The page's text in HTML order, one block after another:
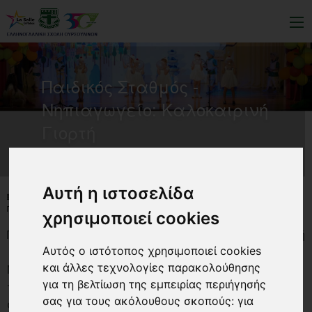
Αυτή η ιστοσελίδα
χρησιμοποιεί cookies
Αυτός ο ιστότοπος χρησιμοποιεί cookies
και άλλες τεχνολογίες παρακολούθησης
για τη βελτίωση της εμπειρίας περιήγησής
σας για τους ακόλουθους σκοπούς:για
Παιδικός Σταθμός -
Νηπιαγωγείο: Καλοκαιρινή
NEWS-LIST
ΌΛΑ ΤΑ ΝΈΑ
ΠΑΙΔΙΚΌΣ ΣΤΑΘΜΌΣ - ΝΗΠΙΑΓΩΓΕΊΟ: ΚΑΛΟΚΑΙΡΙΝΉ ΓΙΟΡΤΉ
Παιδικός Σταθμός - Νηπιαγωγείο: Καλοκαιρινή Γιορτή
Με χρώματα, χαμόγελα και παιδικές φωνές γέμισε
το θέατρο του σχολείου μας, την Τετάρτη 11 Ιουνίου
στην καλοκαιρινή γιορτή του Παιδικού σταθμού και